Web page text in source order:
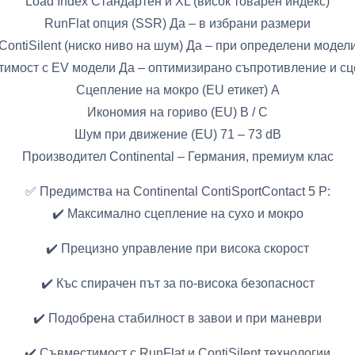
RunFlat опция (SSR) Да – в избрани размери
(ниско ниво на шум) Да – при определени
с EV модели Да – оптимизирано съпротивление и
Сцепление на мокро (EU етикет) A
Икономия на гориво (EU) B / C
Шум при движение (EU) 71 – 73 dB
Производител Continental – Германия, премиум клас
✅ Предимства на Continental ContiSportContact 5 P:
✔️ Максимално сцепление на сухо и мокро
✔️ Прецизно управление при висока скорост
✔️ Къс спирачен път за по-висока безопасност
✔️ Подобрена стабилност в завои и при маневри